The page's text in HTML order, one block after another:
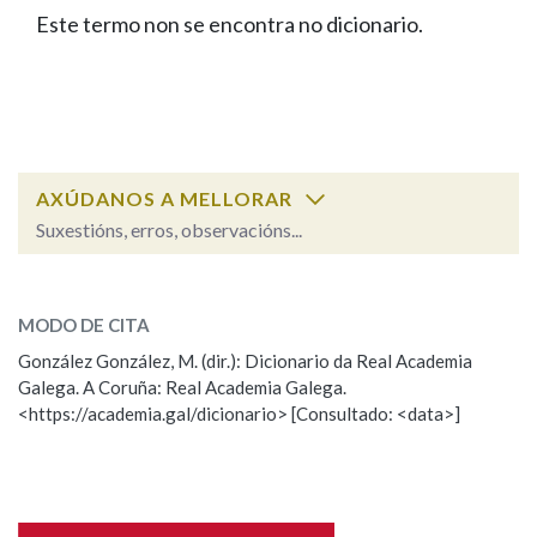
FIGURAS HOMENAXEADAS
PORTAL DAS PALABRAS
Facebook
TwitterYoutubeInstagram
Bluesky
BUSCAR NOS LEMAS
Remata por
BUSCAR NO CONTIDO
Nas definicións
Este termo non se encontra no dicionario.
AXÚDANOS A MELLORAR
Suxestións, erros, observacións...
Observación
Nome
MODO DE CITA
González González, M. (dir.): Dicionario da Real Academia
Galega. A Coruña: Real Academia Galega.
<https://academia.gal/dicionario> [Consultado: <data>]